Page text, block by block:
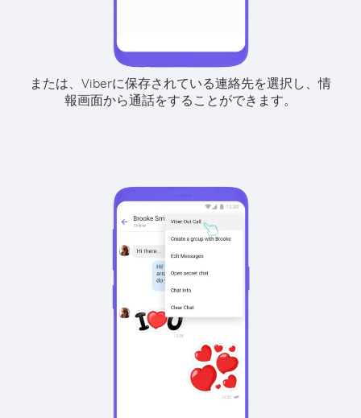
または、Viberに保存されている連絡先を選択し、情
報画面から通話をすることができます。